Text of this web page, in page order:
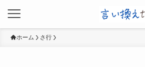
ホーム さ行